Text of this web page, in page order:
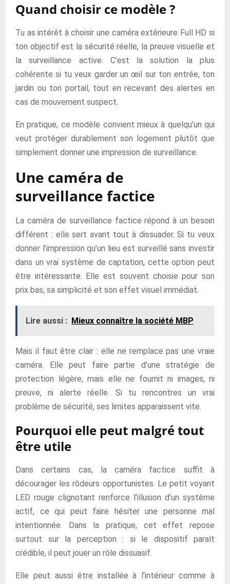
Quand choisir ce modèle ?
Tu as intérêt à choisir une caméra extérieure Full HD si
ton objectif est la sécurité réelle, la preuve visuelle et
la surveillance active. C’est la solution la plus
cohérente si tu veux garder un œil sur ton entrée, ton
jardin ou ton portail, tout en recevant des alertes en
cas de mouvement suspect.
En pratique, ce modèle convient mieux à quelqu’un qui
veut protéger durablement son logement plutôt que
simplement donner une impression de surveillance.
Une caméra de
surveillance factice
La caméra de surveillance factice répond à un besoin
différent : elle sert avant tout à dissuader. Si tu veux
donner l’impression qu’un lieu est surveillé sans investir
dans un vrai système de captation, cette option peut
être intéressante. Elle est souvent choisie pour son
prix bas, sa simplicité et son effet visuel immédiat.
Lire aussi : Mieux connaître la société MBP
Mais il faut être clair : elle ne remplace pas une vraie
caméra. Elle peut faire partie d’une stratégie de
protection légère, mais elle ne fournit ni images, ni
preuve, ni alerte réelle. Si tu rencontres un vrai
problème de sécurité, ses limites apparaissent vite.
Pourquoi elle peut malgré tout
être utile
Dans certains cas, la caméra factice suffit à
décourager les rôdeurs opportunistes. Le petit voyant
LED rouge clignotant renforce l’illusion d’un système
actif, ce qui peut faire hésiter une personne mal
intentionnée. Dans la pratique, cet effet repose
surtout sur la perception : si le dispositif paraît
crédible, il peut jouer un rôle dissuasif.
Elle peut aussi être installée à l’intérieur comme à